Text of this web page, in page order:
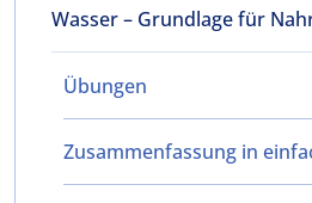
Wasser – Grundlage für
Übungen
Zusammenfassung in